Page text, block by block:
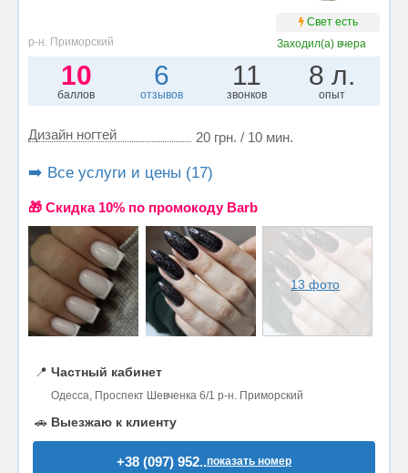
Свет есть
р-н. Приморский
Заходил(а) вчера
10
баллов
6
отзывов
11
звонков
8 л.
опыт
Дизайн ногтей 20 грн. / 10 мин.
➡️ Все услуги и цены (17)
🎁 Cкидка 10% по промокоду Barb
13 фото
📍 Частный кабинет
Одесса, Проспект Шевченка 6/1 р-н. Приморский
🚗 Выезжаю к клиенту
+38 (097) 952..показать номер